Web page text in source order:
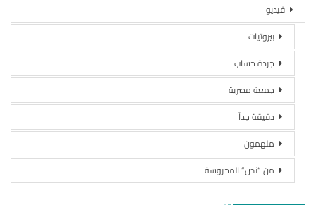
فيديو
بيروتيات
جردة حساب
جمعة مصرية
دقيقة جداً
ملهمون
من “نص” المحروسة